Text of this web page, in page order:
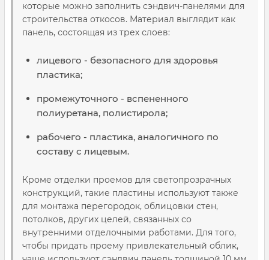
которые можно заполнить сэндвич-панелями для
строительства откосов. Материал выглядит как
панель, состоящая из трех слоев:
лицевого - безопасного для здоровья
пластика;
промежуточного - вспененного
полиуретана, полистирола;
рабочего - пластика, аналогичного по
составу с лицевым.
Кроме отделки проемов для светопрозрачных
конструкций, такие пластины используют также
для монтажа перегородок, облицовки стен,
потолков, других целей, связанных со
внутренними отделочными работами. Для того,
чтобы придать проему привлекательный облик,